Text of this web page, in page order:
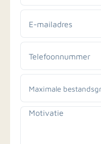
E-
mailadres
*
Telefoonnummer
Maximale
Motivatie